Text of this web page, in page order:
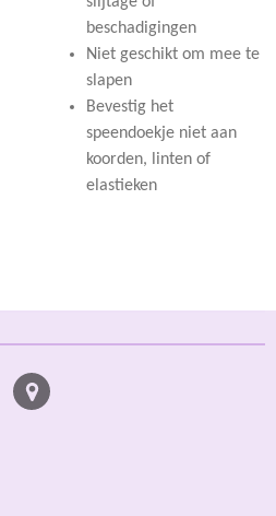
beschadigingen
Niet geschikt om mee te
slapen
Bevestig het
speendoekje niet aan
koorden, linten of
elastieken